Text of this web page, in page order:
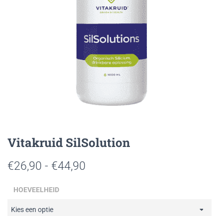
Vitakruid SilSolution
€26,90 - €44,90
HOEVEELHEID